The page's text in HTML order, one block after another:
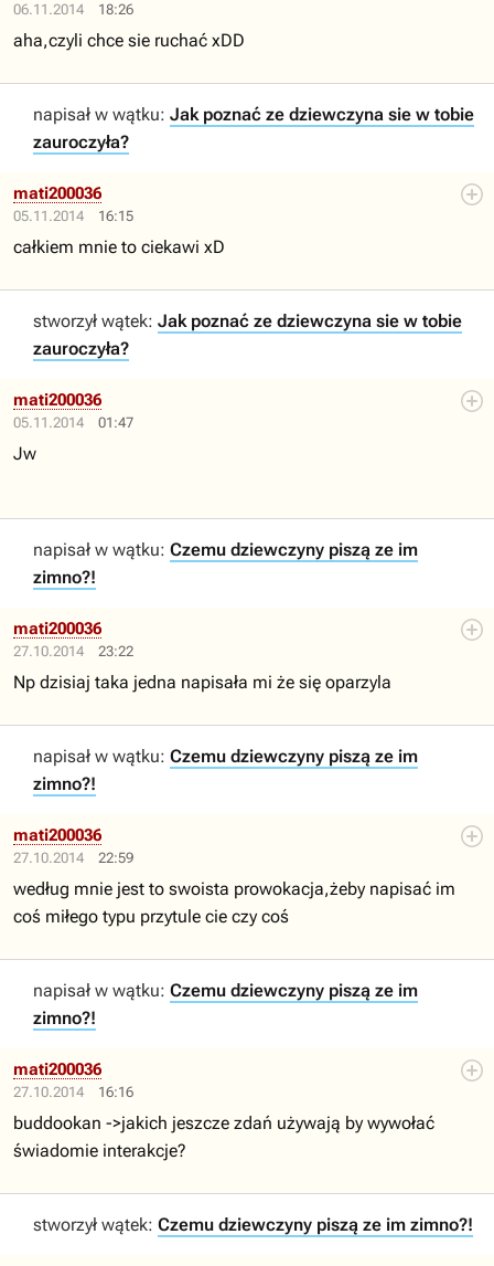
06.11.2014 18:26
aha,czyli chce sie ruchać xDD
napisał w wątku: Jak poznać ze dziewczyna sie w tobie
zauroczyła?
05.11.2014 16:15
mati200036
całkiem mnie to ciekawi xD
stworzył wątek: Jak poznać ze dziewczyna sie w tobie
zauroczyła?
05.11.2014 01:47
mati200036
Jw
napisał w wątku: Czemu dziewczyny piszą ze im
zimno?!
27.10.2014 23:22
mati200036
Np dzisiaj taka jedna napisała mi że się oparzyla
napisał w wątku: Czemu dziewczyny piszą ze im
zimno?!
27.10.2014 22:59
mati200036
według mnie jest to swoista prowokacja,żeby napisać im
coś miłego typu przytule cie czy coś
napisał w wątku: Czemu dziewczyny piszą ze im
zimno?!
27.10.2014 16:16
mati200036
buddookan ->jakich jeszcze zdań używają by wywołać
świadomie interakcje?
stworzył wątek: Czemu dziewczyny piszą ze im zimno?!